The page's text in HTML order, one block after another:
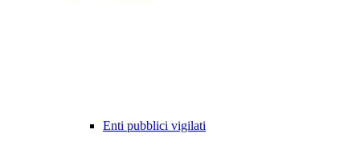
Enti pubblici vigilati